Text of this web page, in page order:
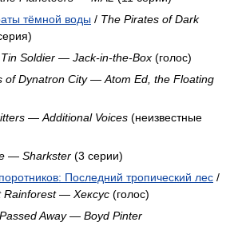
тёмной воды / The Pirates of Dark
Soldier — Jack-in-the-Box (голос)
of Dynatron City— Atom Ed, the Floating
— Additional Voices (неизвестные
— Sharkster (3 серии)
Последний тропический лес /
Rainforest— Хексус (голос)
Passed Away— Boyd Pinter